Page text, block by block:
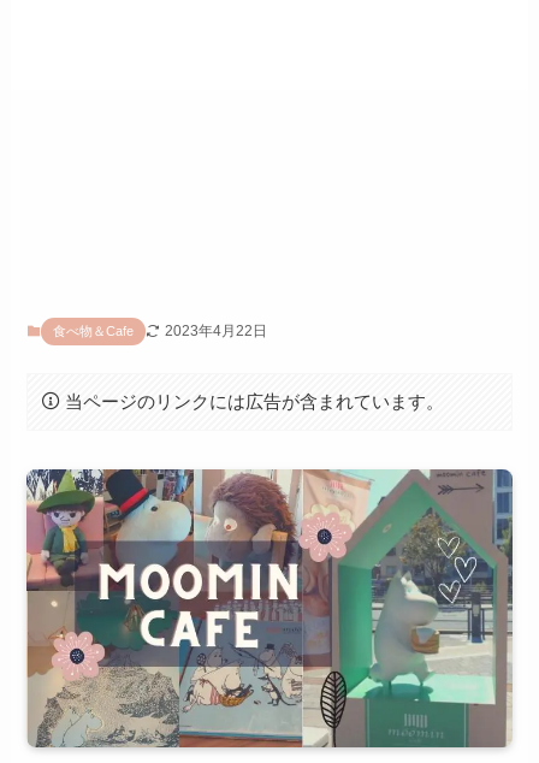
食べ物＆Cafe 2023年4月22日
当ページのリンクには広告が含まれています。